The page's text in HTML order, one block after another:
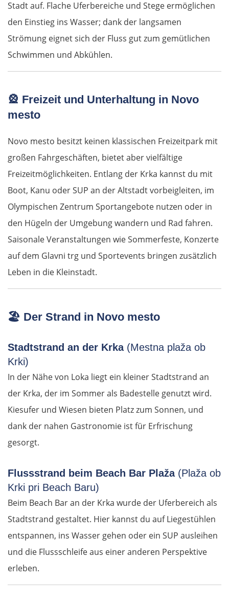
Stadt auf. Flache Uferbereiche und Stege ermöglichen
den Einstieg ins Wasser; dank der langsamen
Strömung eignet sich der Fluss gut zum gemütlichen
Schwimmen und Abkühlen.
🎡 Freizeit und Unterhaltung in Novo
mesto
Novo mesto besitzt keinen klassischen Freizeitpark mit
großen Fahrgeschäften, bietet aber vielfältige
Freizeitmöglichkeiten. Entlang der Krka kannst du mit
Boot, Kanu oder SUP an der Altstadt vorbeigleiten, im
Olympischen Zentrum Sportangebote nutzen oder in
den Hügeln der Umgebung wandern und Rad fahren.
Saisonale Veranstaltungen wie Sommerfeste, Konzerte
auf dem Glavni trg und Sportevents bringen zusätzlich
Leben in die Kleinstadt.
🏖️ Der Strand in Novo mesto
Stadtstrand an der Krka(Mestna plaža ob
Krki)
In der Nähe von Loka liegt ein kleiner Stadtstrand an
der Krka, der im Sommer als Badestelle genutzt wird.
Kiesufer und Wiesen bieten Platz zum Sonnen, und
dank der nahen Gastronomie ist für Erfrischung
gesorgt.
Flussstrand beim Beach Bar Plaža(Plaža ob
Krki pri Beach Baru)
Beim Beach Bar an der Krka wurde der Uferbereich als
Stadtstrand gestaltet. Hier kannst du auf Liegestühlen
entspannen, ins Wasser gehen oder ein SUP ausleihen
und die Flussschleife aus einer anderen Perspektive
erleben.
Turek
Posen
Schwiebus
Frankfurt (Oder)
Fürstenwalde
Lübben
Spreewald
Pirna
Sächsische Schweiz
Tschechien
Prag
Beroun